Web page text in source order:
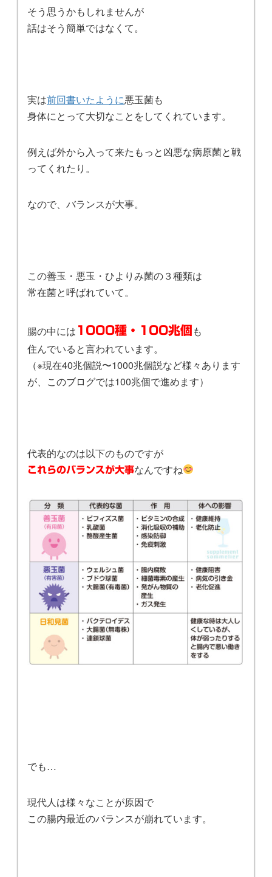
そう思うかもしれませんが
話はそう簡単ではなくて。
実は前回書いたように悪玉菌も
身体にとって大切なことをしてくれています。
例えば外から入って来たもっと凶悪な病原菌と戦
ってくれたり。
なので、バランスが大事。
この善玉・悪玉・ひよりみ菌の３種類は
常在菌と呼ばれていて。
腸の中には 1000種・100兆個 も
住んでいると言われています。
（※現在40兆個説〜1000兆個説など様々あります
が、このブログでは100兆個で進めます）
代表的なのは以下のものですが
これらのバランスが大事なんですね
でも…
現代人は様々なことが原因で
この腸内最近のバランスが崩れています。